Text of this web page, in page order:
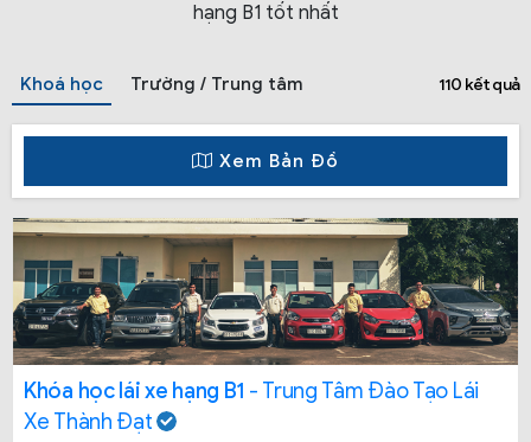
hạng B1 tốt nhất
Khoá học Trường / Trung tâm 110 kết quả
Xem Bản Đồ
Khóa học lái xe hạng B1 - Trung Tâm Đào Tạo Lái
Xe Thành Đạt